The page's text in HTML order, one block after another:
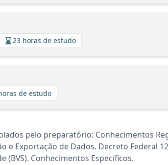
23 horas de estudo
de estudo
pelo preparatório: Conhecimentos
Exportação de Dados. Decreto Federal
(BVS). Conhecimentos Específicos.